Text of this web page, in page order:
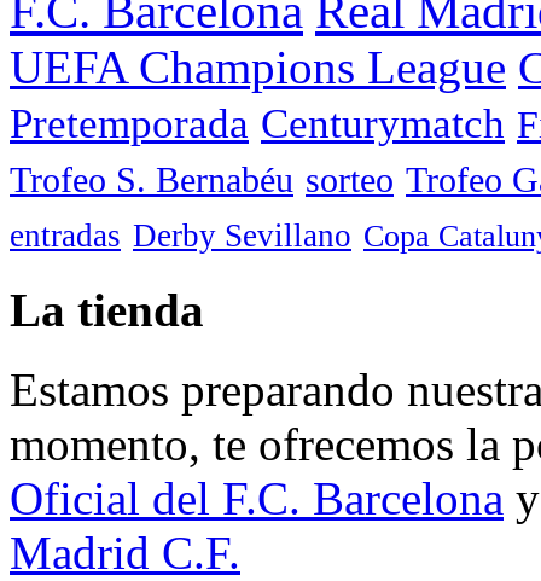
UEFA Champions League
Pretemporada Centurymatch
Trofeo S. Bernabéu sorteo Trofeo
entradas Derby Sevillano Copa
La tienda
Estamos preparando
momento, te ofrecemos la
Oficial del F.C. Barcelona
Madrid C.F.